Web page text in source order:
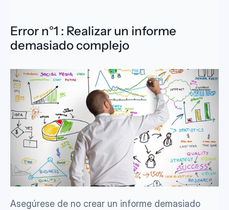
Error n°1 : Realizar un informe
demasiado complejo
Asegúrese de no crear un informe demasiado